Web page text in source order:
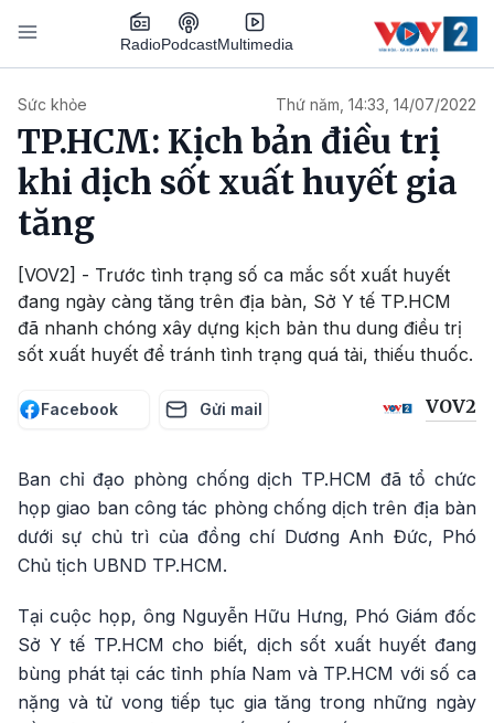
Nhảy đến nội dung
RadioPodcastMultimedia
Sức khỏe Thứ năm, 14:33, 14/07/2022
TP.HCM: Kịch bản điều trị
khi dịch sốt xuất huyết gia
tăng
[VOV2] - Trước tình trạng số ca mắc sốt xuất huyết
đang ngày càng tăng trên địa bàn, Sở Y tế TP.HCM
đã nhanh chóng xây dựng kịch bản thu dung điều trị
sốt xuất huyết để tránh tình trạng quá tải, thiếu thuốc.
Facebook Gửi mail VOV2
Ban chỉ đạo phòng chống dịch TP.HCM đã tổ chức
họp giao ban công tác phòng chống dịch trên địa bàn
dưới sự chủ trì của đồng chí Dương Anh Đức, Phó
Chủ tịch UBND TP.HCM.
Tại cuộc họp, ông Nguyễn Hữu Hưng, Phó Giám đốc
Sở Y tế TP.HCM cho biết, dịch sốt xuất huyết đang
bùng phát tại các tỉnh phía Nam và TP.HCM với số ca
nặng và tử vong tiếp tục gia tăng trong những ngày